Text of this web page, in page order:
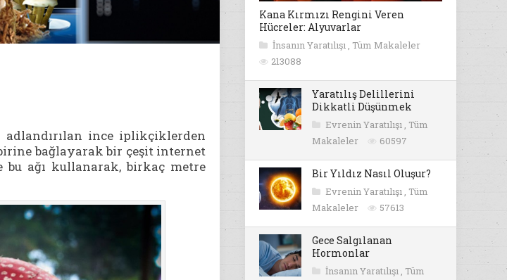
ince iplikçiklerden
bağlayarak bir çeşit internet
ağı kullanarak, birkaç metre
Kana Kırmızı Rengini Veren
Hücreler: Alyuvarlar
İnsanın Yaratılışı , Tüm Makaleler
213088
Yaratılış Delillerini
Dikkatli Düşünmek
Evrenin Yaratılışı , Tüm
Makaleler
60597
Bir Yıldız Nasıl Oluşur?
Evrenin Yaratılışı , Tüm
Makaleler
57613
Gece Salgılanan
Hormonlar
İnsanın Yaratılışı , Tüm